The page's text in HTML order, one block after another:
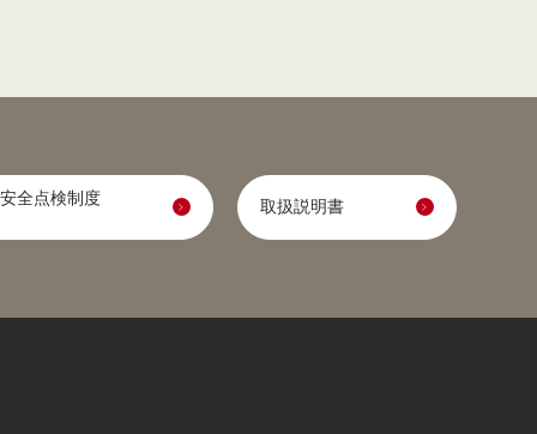
全点検制度
取扱説明書